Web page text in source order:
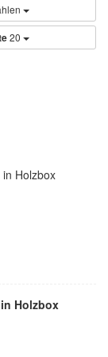
20
Holzbox